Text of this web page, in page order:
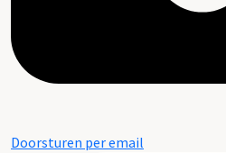
Doorsturen per email